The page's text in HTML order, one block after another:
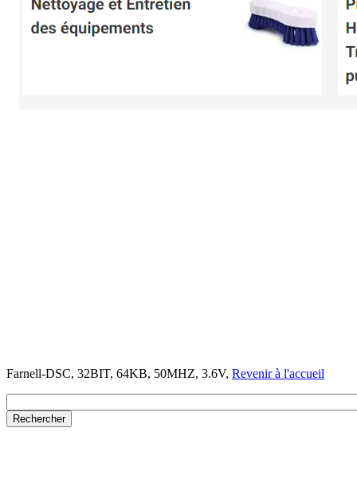
Farnell-DSC, 32BIT, 64KB, 50MHZ, 3.6V, Revenir à l'accueil